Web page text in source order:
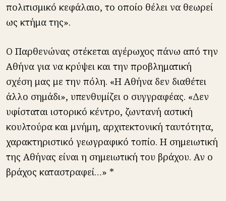
πολιτισμικό κεφάλαιο, το οποίο θέλει να θεωρεί
ως κτήμα της».
Ο Παρθενώνας στέκεται αγέρωχος πάνω από την
Αθήνα για να κρύψει και την προβληματική
σχέση μας με την πόλη. «Η Αθήνα δεν διαθέτει
άλλο σημάδι», υπενθυμίζει ο συγγραφέας. «Δεν
υφίσταται ιστορικό κέντρο, ζωντανή αστική
κουλτούρα και μνήμη, αρχιτεκτονική ταυτότητα,
χαρακτηριστικό γεωγραφικό τοπίο. Η σημειωτική
της Αθήνας είναι η σημειωτική του βράχου. Αν ο
βράχος καταστραφεί…» *